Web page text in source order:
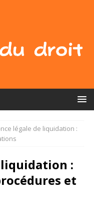
légale de liquidation :
liquidation :
et